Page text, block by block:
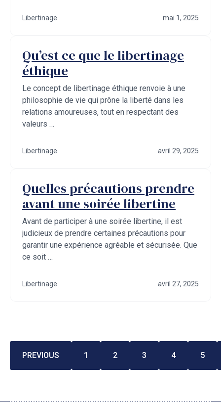
Libertinage mai 1, 2025
Qu’est ce que le libertinage
éthique
Le concept de libertinage éthique renvoie à une
philosophie de vie qui prône la liberté dans les
relations amoureuses, tout en respectant des
valeurs …
Libertinage avril 29, 2025
Quelles précautions prendre
avant une soirée libertine
Avant de participer à une soirée libertine, il est
judicieux de prendre certaines précautions pour
garantir une expérience agréable et sécurisée. Que
ce soit …
Libertinage avril 27, 2025
PREVIOUS 1 2 3 4 5